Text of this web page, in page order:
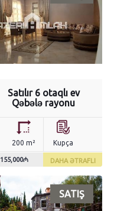
Satılır 6 otaqlı ev
Qəbələ rayonu
200 m² Kupça
155,000₼ DAHA ƏTRAFLI
SATIŞ